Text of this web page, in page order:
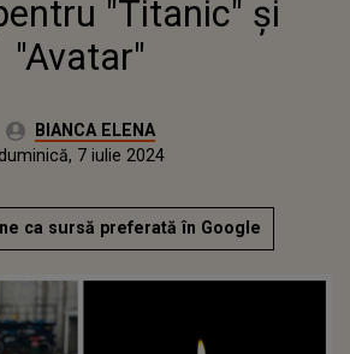
"Titanic" şi
"Avatar"
Autor:BIANCA ELENA
Publicat:
duminică, 7 iulie 2024
ca sursă preferată în Google